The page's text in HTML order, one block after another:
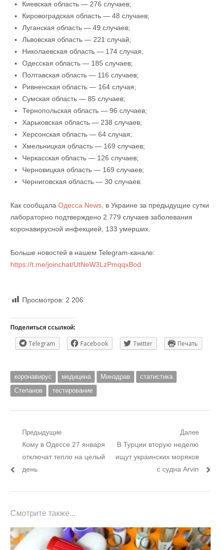
Киевская область — 276 случаев;
Кировоградская область — 48 случаев;
Луганская область — 49 случаев;
Львовская область — 221 случай;
Николаевская область — 174 случая;
Одесская область — 185 случаев;
Полтавская область — 116 случаев;
Ривненская область — 164 случая;
Сумская область — 85 случаев;
Тернопольская область — 96 случаев;
Харьковская область — 238 случаев;
Херсонская область — 64 случая;
Хмельницкая область — 169 случаев;
Черкасская область — 126 случаев;
Черновицкая область — 169 случаев;
Черниговская область — 30 случаев.
Как сообщала Одесса News, в Украине за предыдущие сутки
лабораторно подтверждено 2 779 случаев заболевания
коронавирусной инфекцией, 133 умерших.
Больше новостей в нашем Telegram-канале:
https://t.me/joinchat/UtNeW3LzPmqqxBod
Просмотров: 2 206
Поделиться ссылкой:
Telegram Facebook Twitter Печать
коронавирус медицина Минздрав
статистика
Степанов
тестирование
Навигация
записям
Предыдущие
Предыдущий
пост:
Кому в Одессе 27 января
отключат тепло на целый
день
Далее
Следующий
пост:
В Турции вторую неделю
ищут украинских моряков
с судна Arvin
Смотрите также...